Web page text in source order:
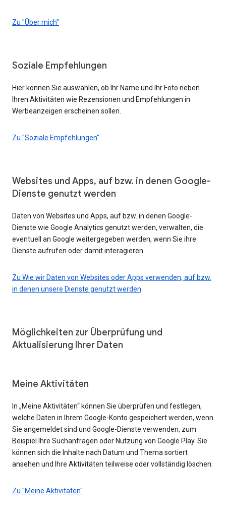
Zu "Über mich"
Soziale Empfehlungen
Hier können Sie auswählen, ob Ihr Name und Ihr Foto neben
Ihren Aktivitäten wie Rezensionen und Empfehlungen in
Werbeanzeigen erscheinen sollen.
Zu "Soziale Empfehlungen"
Websites und Apps, auf bzw. in denen Google-
Dienste genutzt werden
Daten von Websites und Apps, auf bzw. in denen Google-
Dienste wie Google Analytics genutzt werden, verwalten, die
eventuell an Google weitergegeben werden, wenn Sie ihre
Dienste aufrufen oder damit interagieren.
Zu Wie wir Daten von Websites oder Apps verwenden, auf bzw.
in denen unsere Dienste genutzt werden
Möglichkeiten zur Überprüfung und
Aktualisierung Ihrer Daten
Meine Aktivitäten
In „Meine Aktivitäten“ können Sie überprüfen und festlegen,
welche Daten in Ihrem Google-Konto gespeichert werden, wenn
Sie angemeldet sind und Google-Dienste verwenden, zum
Beispiel Ihre Suchanfragen oder Nutzung von Google Play. Sie
können sich die Inhalte nach Datum und Thema sortiert
ansehen und Ihre Aktivitäten teilweise oder vollständig löschen.
Zu "Meine Aktivitäten"